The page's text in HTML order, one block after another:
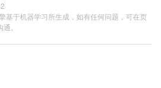
基于机器学习所生成，如有任何问题，可在页
。